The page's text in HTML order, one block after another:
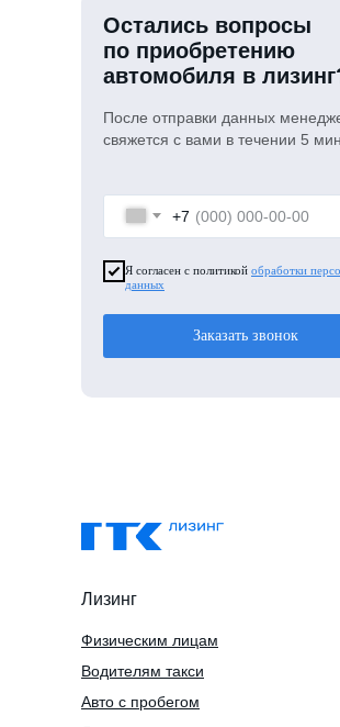
+7
Я согласен с политикой обработки
данных
Заказать звонок
Остались вопросы
по приобретению
автомобиля в
После отправки данных
свяжется с вами в течении 5
Лизинг
Водителям такси
Физическим лицам
Авто с пробегом